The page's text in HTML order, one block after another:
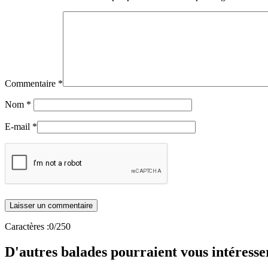
Commentaire *
Nom *
E-mail *
Caractères :0/250
D'autres balades pourraient vous